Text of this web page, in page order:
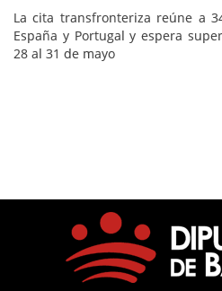
La cita transfronteriza reúne a
España y Portugal y espera
28 al 31 de mayo